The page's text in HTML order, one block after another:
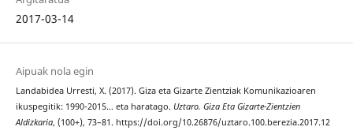
2017-03-14
Aipuak nola egin
Landabidea Urresti, X. (2017). Giza eta Gizarte Zientziak Komunikazioaren
ikuspegitik: 1990-2015… eta haratago. Uztaro. Giza Eta Gizarte-Zientzien
Aldizkaria, (100+), 73–81. https://doi.org/10.26876/uztaro.100.berezia.2017.12